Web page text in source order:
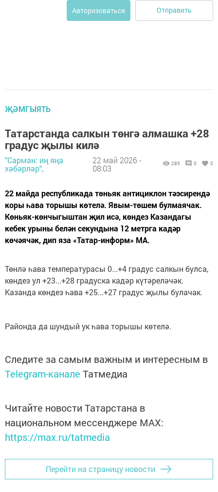
Авторизоваться Отправить
ҖӘМГЫЯТЬ
Татарстанда салкын төнгә алмашка +28
градус җылы килә
"Сарман: иң яңа
хәбәрләр",
22 май 2026 -
08:03
285 0 0
22 майда республикада төньяк антициклон тәэсирендә
коры һава торышы көтелә. Явым-төшем булмаячак.
Көньяк-көнчыгыштан җил исә, көндез Казандагы
кебек урыны белән секундына 12 метрга кадәр
көчәячәк, дип яза «Татар-информ» МА.
Төнлә һава температурасы 0...+4 градус салкын булса,
көндез ул +23...+28 градуска кадәр күтәреләчәк.
Казанда көндез һава +25...+27 градус җылы булачак.
Районда да шундый ук һава торышы көтелә.
Следите за самым важным и интересным в
Telegram-канале Татмедиа
Читайте новости Татарстана в
национальном мессенджере MАХ:
https://max.ru/tatmedia
Перейти на страницу новости